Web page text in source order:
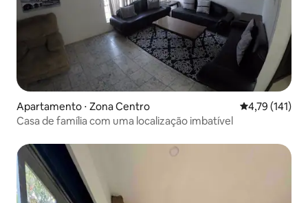
Apartamento ⋅ Zona Centro 4,79 de uma
4,79 (141)
Casa de família com uma localização imbatível